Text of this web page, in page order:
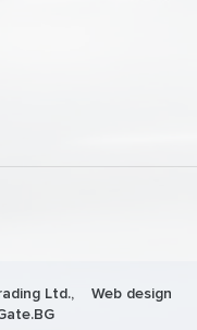
Ltd., Web design